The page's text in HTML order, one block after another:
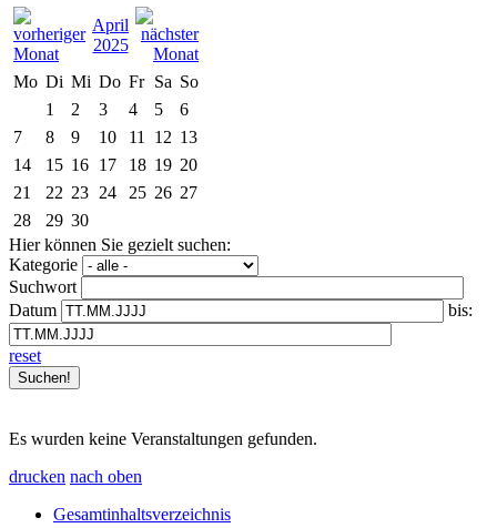
April
2025
Mo Di Mi Do Fr Sa So
1
2 3 4 5
6
7
8 9 10 11 12 13
14
15 16 17 18 19 20
21
22 23 24 25 26 27
28
29 30
Hier können Sie gezielt suchen:
Kategorie
Suchwort
Datum
bis:
reset
Es wurden keine Veranstaltungen gefunden.
drucken nach oben
Gesamtinhaltsverzeichnis